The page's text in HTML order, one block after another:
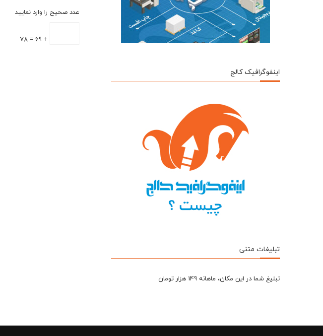
عدد صحیح را وارد نمایید
+ 69 = 78
اینفوگرافیک کالج
تبلیغات متنی
تبلیغ شما در این مکان، ماهانه 149 هزار تومان